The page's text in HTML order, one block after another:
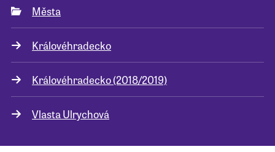
Pro školy
Příběhy našich sousedů
Města
Královéhradecko
Královéhradecko (2018/2019)
Vlasta Ulrychová